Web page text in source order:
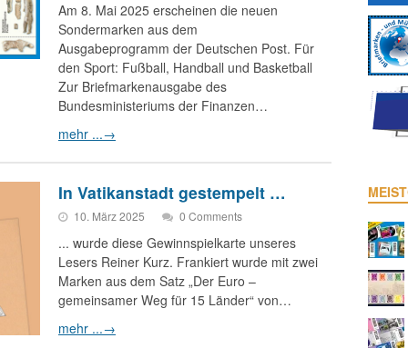
Am 8. Mai 2025 erscheinen die neuen
Sondermarken aus dem
Ausgabeprogramm der Deutschen Post. Für
den Sport: Fußball, Handball und Basketball
Zur Briefmarkenausgabe des
Bundesministeriums der Finanzen…
mehr ...→
In Vatikanstadt gestempelt …
10. März 2025 0 Comments
... wurde diese Gewinnspielkarte unseres
Lesers Reiner Kurz. Frankiert wurde mit zwei
Marken aus dem Satz „Der Euro –
gemeinsamer Weg für 15 Länder“ von…
mehr ...→